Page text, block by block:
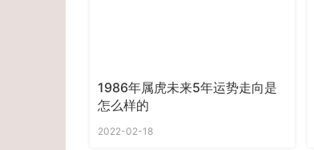
1986年属虎未来5年运势走向是
怎么样的
2022-02-18